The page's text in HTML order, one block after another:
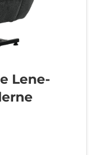
Lene-